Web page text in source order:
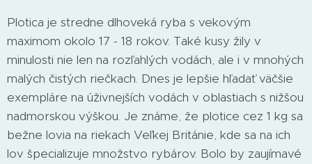
Plotica je stredne dlhoveká ryba s vekovým
maximom okolo 17 - 18 rokov. Také kusy žily v
minulosti nie len na rozľahlých vodách, ale i v mnohých
malých čistých riečkach. Dnes je lepšie hľadať väčšie
exempláre na úživnejších vodách v oblastiach s nižšou
nadmorskou výškou. Je známe, že plotice cez 1 kg sa
bežne lovia na riekach Veľkej Británie, kde sa na ich
lov špecializuje množstvo rybárov. Bolo by zaujímavé